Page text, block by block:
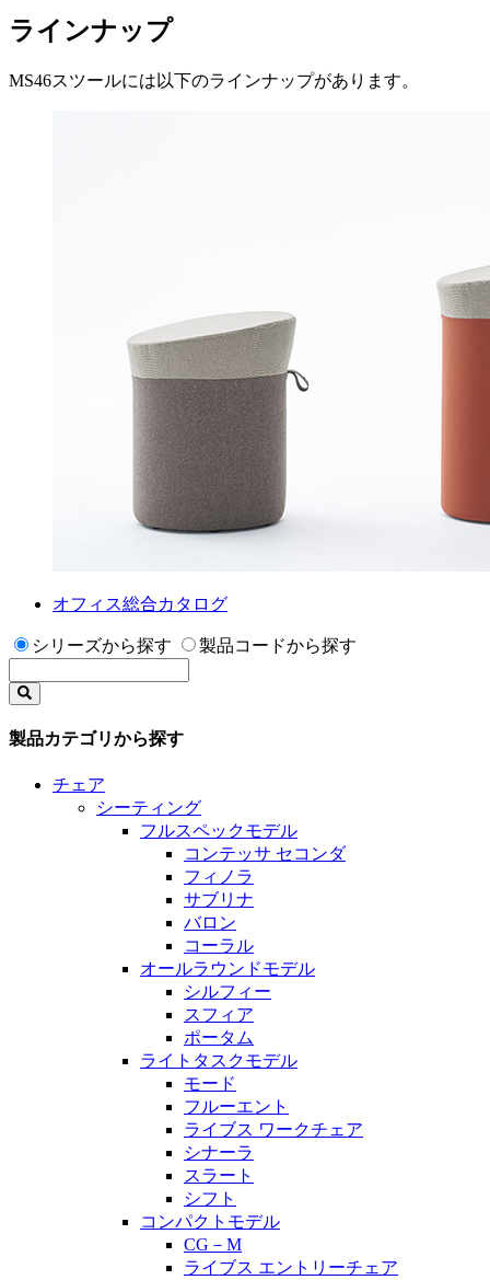
ラインナップ
MS46スツールには以下のラインナップがあります。
オフィス総合カタログ
シリーズから探す 製品コードから探す
製品カテゴリから探す
チェア
シーティング
フルスペックモデル
コンテッサ セコンダ
フィノラ
サブリナ
バロン
コーラル
オールラウンドモデル
シルフィー
スフィア
ポータム
ライトタスクモデル
モード
フルーエント
ライブス ワークチェア
シナーラ
スラート
シフト
コンパクトモデル
CG－M
ライブス エントリーチェア